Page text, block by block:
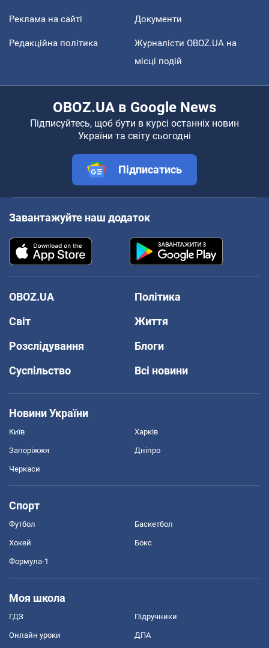
Реклама на сайті Документи
Редакційна політика
Журналісти OBOZ.UA на
місці подій
OBOZ.UA в Google News
Підписуйтесь, щоб бути в курсі останніх новин
України та світу сьогодні
Підписатись
Завантажуйте наш додаток
OBOZ.UA
Політика
Світ
Життя
Розслідування
Блоги
Суспільство
Всі новини
Новини України
Київ Харків
Запоріжжя Дніпро
Черкаси
Спорт
Футбол Баскетбол
Хокей Бокс
Формула-1
Моя школа
ГДЗ Підручники
Онлайн уроки ДПА